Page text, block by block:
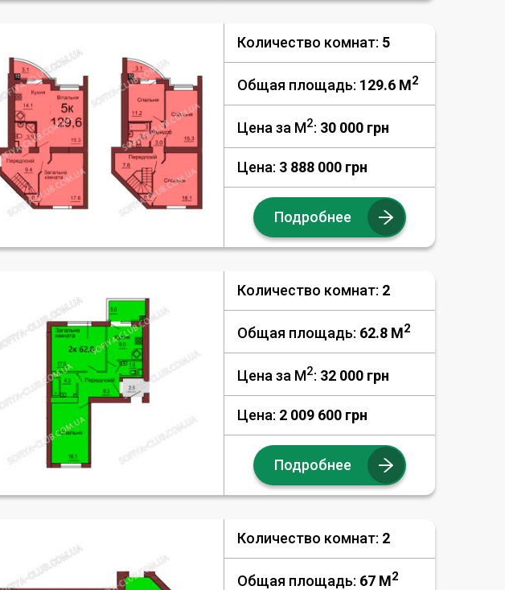
Количество комнат: 5
Общая площадь: 129.6 M2
Цена за М2: 30 000грн
Цена: 3 888 000 грн
Подробнее
Количество комнат: 2
Общая площадь: 62.8 M2
Цена за М2: 32 000грн
Цена: 2 009 600 грн
Подробнее
Количество комнат: 2
Общая площадь: 67 M2